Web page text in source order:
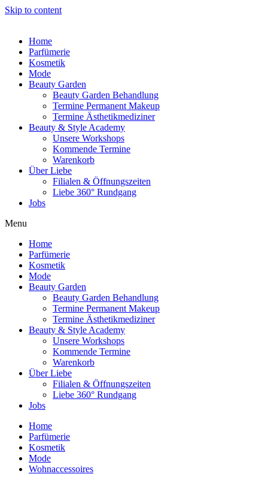
Skip to content
Home
Parfümerie
Kosmetik
Mode
Beauty Garden
Beauty Garden Behandlung
Termine Permanent Makeup
Termine Ästhetikmediziner
Beauty & Style Academy
Unsere Workshops
Kommende Termine
Warenkorb
Über Liebe
Filialen & Öffnungszeiten
Liebe 360° Rundgang
Jobs
Menu
Home
Parfümerie
Kosmetik
Mode
Beauty Garden
Beauty Garden Behandlung
Termine Permanent Makeup
Termine Ästhetikmediziner
Beauty & Style Academy
Unsere Workshops
Kommende Termine
Warenkorb
Über Liebe
Filialen & Öffnungszeiten
Liebe 360° Rundgang
Jobs
Home
Parfümerie
Kosmetik
Mode
Wohnaccessoires